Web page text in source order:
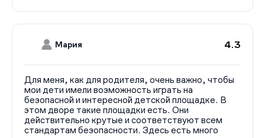
Мария 4.3
Для меня, как для родителя, очень важно, чтобы
мои дети имели возможность играть на
безопасной и интересной детской площадке. В
этом дворе такие площадки есть. Они
действительно крутые и соответствуют всем
стандартам безопасности. Здесь есть много